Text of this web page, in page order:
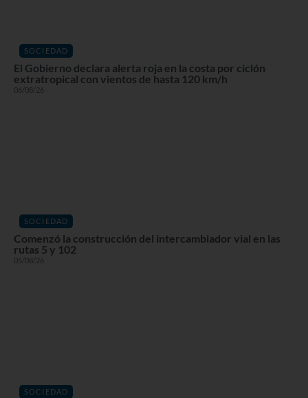
SOCIEDAD
El Gobierno declara alerta roja en la costa por ciclón
extratropical con vientos de hasta 120 km/h
06/08/26
SOCIEDAD
Comenzó la construcción del intercambiador vial en las
rutas 5 y 102
05/08/26
SOCIEDAD